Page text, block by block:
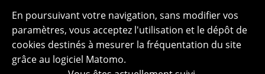
En poursuivant votre navigation, sans modifier vos
paramètres, vous acceptez l'utilisation et le dépôt de
cookies destinés à mesurer la fréquentation du site
grâce au logiciel Matomo.